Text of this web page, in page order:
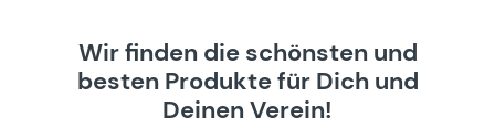
Wir finden die schönsten und
besten Produkte für Dich und
Deinen Verein!